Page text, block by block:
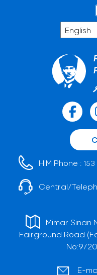
HIM Phone : 153
Central/
Mimar Sinan
Fairground Road
No:9/
E-